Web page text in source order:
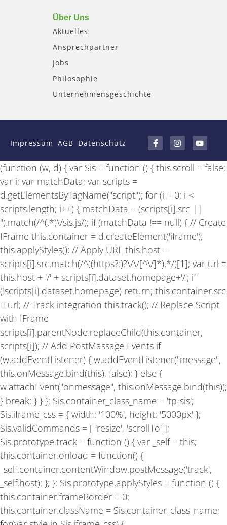
Über Uns
Aktuelles
Ansprechpartner
Jobs
Philosophie
Unternehmensgeschichte
Impressum AGB Datenschutz
a
c
e
b
o
-
f
n
s
t
a
g
m
o
u
t
u
b
(function (w, d) { var Sis = function () { this.scroll = false;
var i; var matchData; var scripts =
d.getElementsByTagName("script"); for (i = 0; i <
scripts.length; i++) { matchData = (scripts[i].src ||
'').match(/^(.*)\/sis.js/); if (matchData !== null) { // Create
IFrame this.container = d.createElement('iframe');
this.applyStyles(); // Apply URL this.host =
scripts[i].src.match(/^((https?:)?\/\/[^\/]*).*/)[1]; var url =
this.host + '/' + scripts[i].dataset.homepage+'/'; if
(!scripts[i].dataset.homepage) return; this.container.src
= url; // Track integration this.track(); // Replace Script
with IFrame
scripts[i].parentNode.replaceChild(this.container,
scripts[i]); // Add PostMassage Events if
(w.addEventListener) { w.addEventListener("message",
this.onMessage.bind(this), false); } else {
w.attachEvent("onmessage", this.onMessage.bind(this));
} break; } } }; Sis.container_class_name = 'tp-sis';
Sis.iframe_css = { width: '100%', height: '5000px' };
Sis.validCommands = [ 'resize', 'scrollTo' ];
Sis.prototype.track = function () { var _self = this;
this.container.onload = function() {
_self.container.contentWindow.postMessage('track',
_self.host); }; }; Sis.prototype.applyStyles = function () {
this.container.frameBorder = 0;
this.container.className = Sis.container_class_name;